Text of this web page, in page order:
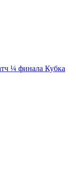
¼ финала Кубка